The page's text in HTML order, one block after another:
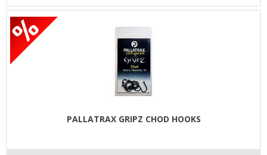
PALLATRAX GRIPZ CHOD HOOKS